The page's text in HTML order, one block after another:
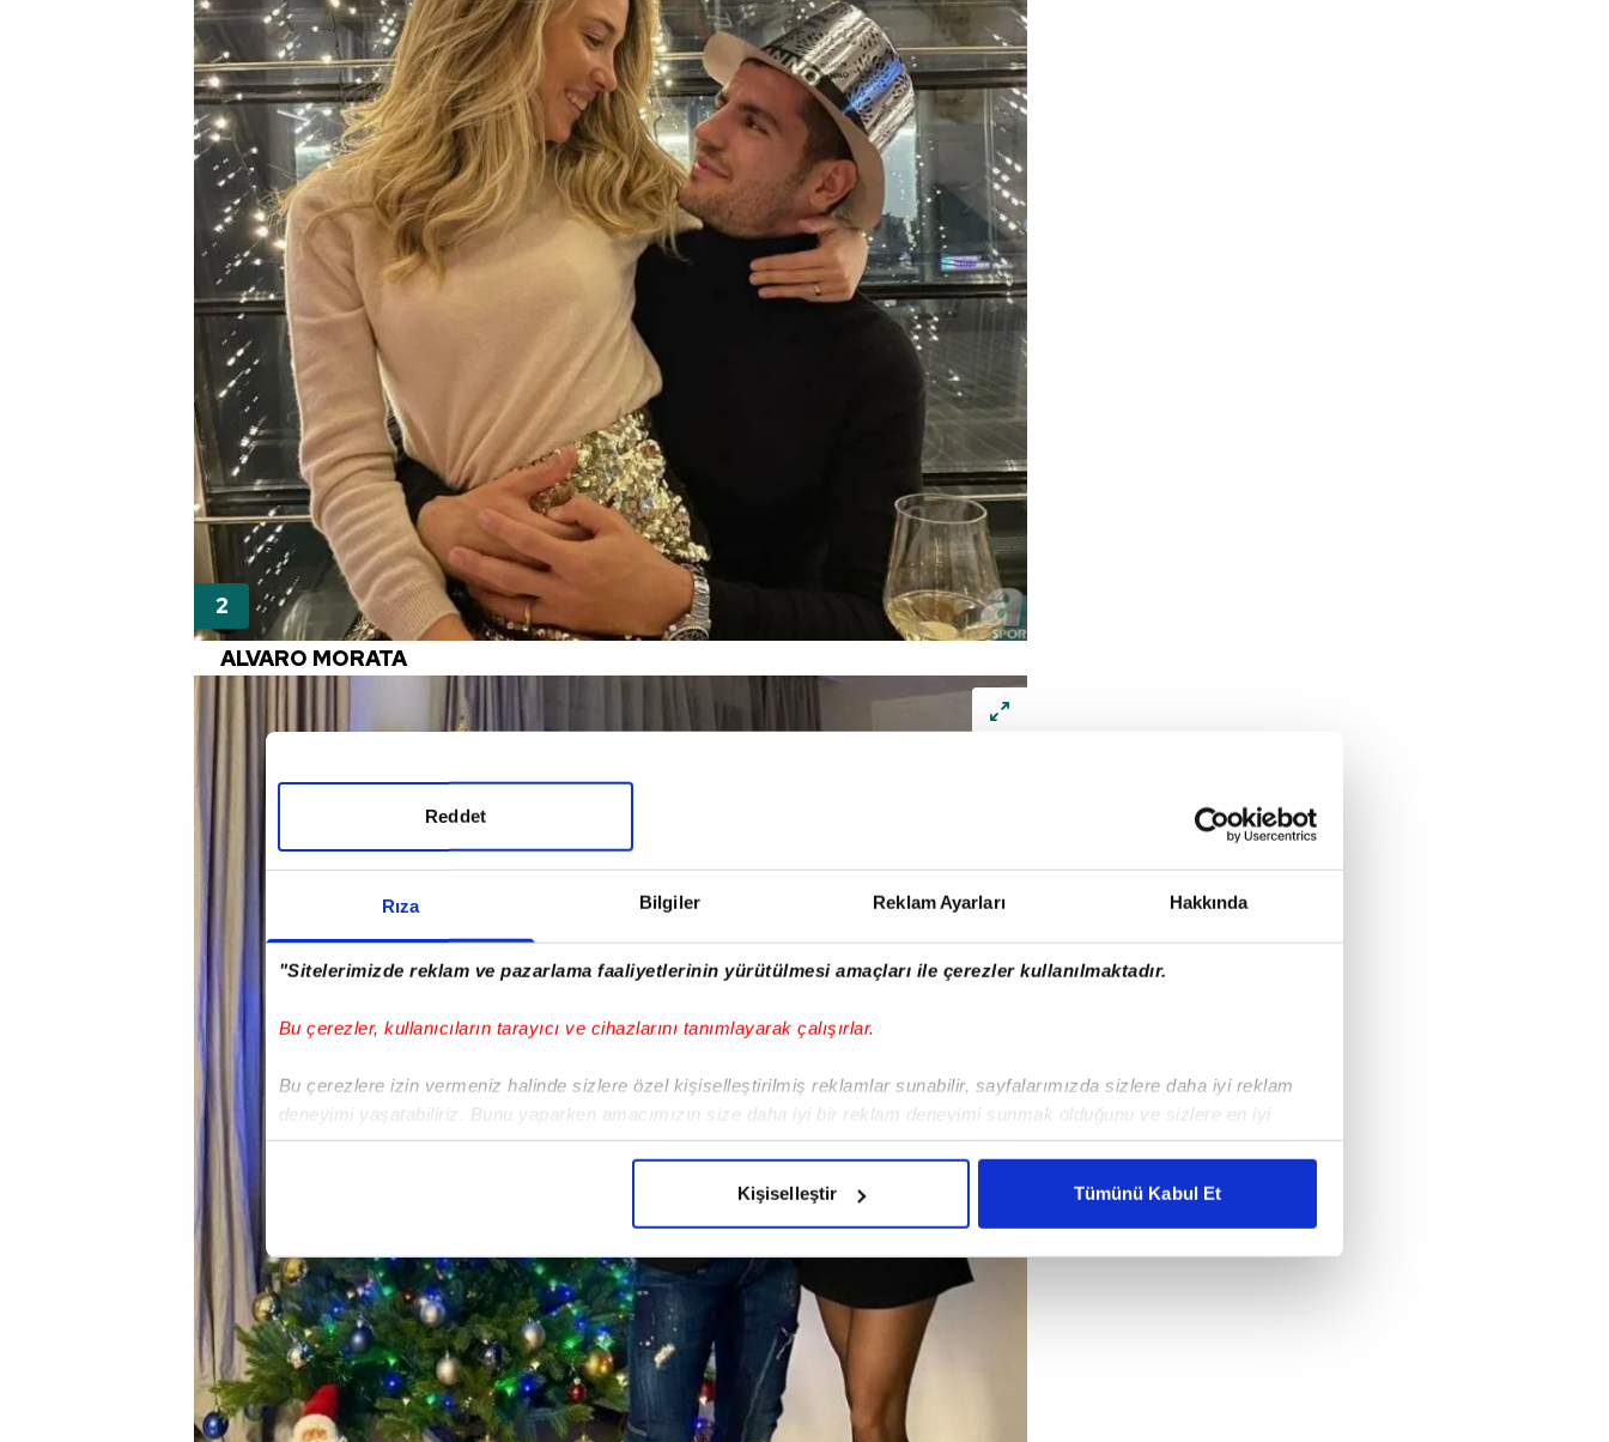
Rıza Bilgiler Reklam Ayarları Hakkında
"Sitelerimizde reklam ve pazarlama faaliyetlerinin yürütülmesi amaçları ile çerezler kullanılmaktadır.
Bu çerezler, kullanıcıların tarayıcı ve cihazlarını tanımlayarak çalışırlar.
Bu çerezlere izin vermeniz halinde sizlere özel kişiselleştirilmiş reklamlar sunabilir, sayfalarımızda sizlere daha iyi reklam
deneyimi yaşatabiliriz. Bunu yaparken amacımızın size daha iyi bir reklam deneyimi sunmak olduğunu ve sizlere en iyi
içerikleri sunabilmek adına elimizden gelen çabayı gösterdiğimizi ve bu noktada, reklamların maliyetlerimizi karşılamak
Her halükârda, kullanıcılar, bu çerezlere izin vermedikleri takdirde, kullanıcılara hedefli reklamlar gösterilmeyecektir."
Sizlere daha iyi bir hizmet sunabilmek için İnternet Sitemizde kendimize ve üçüncü kişilere ait çerezler kullanılmaktadır. Bu
çerezler vasıtasıyla çeşitli kişisel verileriniz işlenmekte olup gerekli olan çerezler bilgi toplumu hizmetlerinin sunulması
amacıyla kullanılmaktadır. Diğer çerezler, sitemizin daha işlevsel kılınması ve kişiselleştirilmesi ve sizlere yönelik
reklam/pazarlama faaliyetlerinin yapılması, amaçlarıyla sınırlı olarak açık rızanız dahilinde kullanılacaktır.
Çerezlere ilişkin tercihlerinizi aşağıda yer alan panel vasıtasıyla belirleyebilirsiniz. Çerezlere ilişkin detaylı bilgi için Ayarlar
Reddet
Kişiselleştir Tümünü Kabul Et
ALVARO MORATA